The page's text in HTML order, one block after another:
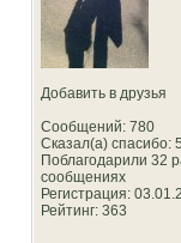
Добавить в друзья
Сообщений: 780
Сказал(а) спасибо:
Поблагодарили 32
сообщениях
Регистрация:
Рейтинг: 363